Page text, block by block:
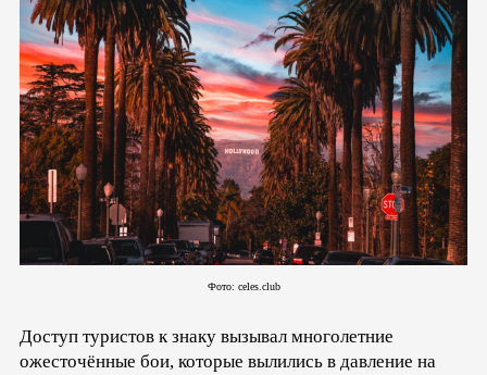
Фото: celes.club
Доступ туристов к знаку вызывал многолетние
ожесточённые бои, которые вылились в давление на